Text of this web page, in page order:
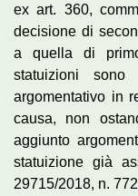
ex art. 360,
decisione di
a quella di
statuizioni
argomentativo in
causa, non
aggiunto
statuizione già
29715/2018, n.